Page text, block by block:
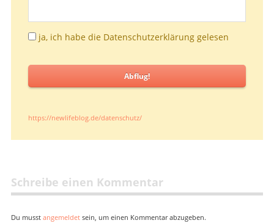
ja, ich habe die Datenschutzerklärung gelesen
Abflug!
https://newlifeblog.de/datenschutz/
Schreibe einen Kommentar
Du musst angemeldetsein, um einen Kommentar abzugeben.